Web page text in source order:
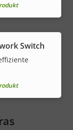
Switch